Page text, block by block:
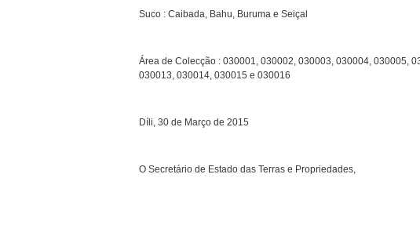
Suco : Caibada, Bahu, Buruma e Seiçal
Área de Colecção : 030001, 030002, 030003, 030004, 030005,
030013, 030014, 030015 e 030016
Díli, 30 de Março de 2015
O Secretário de Estado das Terras e Propriedades,